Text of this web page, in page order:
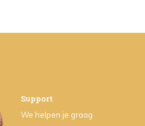
Support
We helpen je graag